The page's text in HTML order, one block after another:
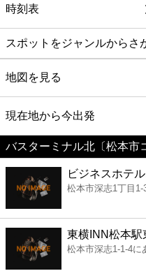
時刻表
スポットをジャンルからさ
グルメ
映画
美容
コンビニ
薬局
スーパー
地図を見る
現在地から今出発
バスターミナル北〔松本市
ビジネスホテ
松本市深志1丁目
東横INN松本駅
松本市深志1-1-4に